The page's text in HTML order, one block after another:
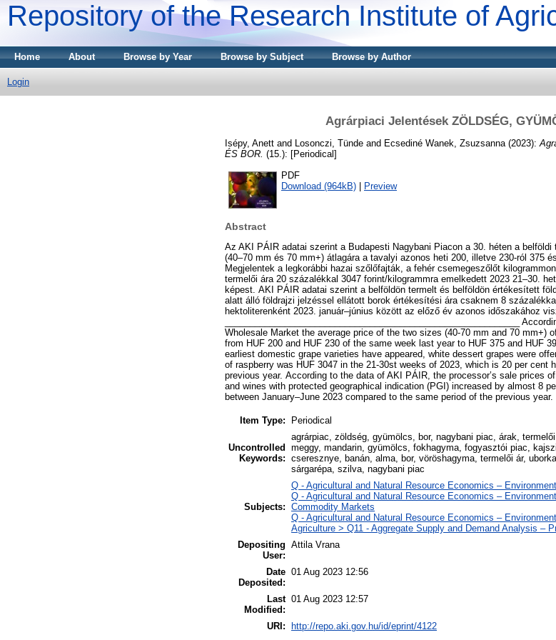
Repository of the Research Institute of
Home About Browse by Year Browse by Subject Browse by Author
Login
Agrárpiaci Jelentések ZÖLDSÉG,
Isépy, Anett and Losonczi, Tünde and Ecsediné Wanek, Zsuzsanna (2023):
ÉS BOR. (15.): [Periodical]
PDF
Download (964kB)
Preview
Abstract
Az AKI PÁIR adatai szerint a Budapesti Nagybani Piacon a 30. héten a
(40–70 mm és 70 mm+) átlagára a tavalyi azonos heti 200, illetve 230-ról 375
Megjelentek a legkorábbi hazai szőlőfajták, a fehér csemegeszőlőt
termelői ára 20 százalékkal 3047 forint/kilogrammra emelkedett 2023 21–30.
képest. AKI PÁIR adatai szerint a belföldön termelt és belföldön értékesített
alatt álló földrajzi jelzéssel ellátott borok értékesítési ára csaknem 8
hektoliterenként 2023. január–június között az előző év azonos időszakához
___________________________________________________________
Wholesale Market the average price of the two sizes (40-70 mm and 70 mm+)
from HUF 200 and HUF 230 of the same week last year to HUF 375 and HUF
earliest domestic grape varieties have appeared, white dessert grapes were
of raspberry was HUF 3047 in the 21-30st weeks of 2023, which is 20 per cent
previous year. According to the data of AKI PÁIR, the processor’s sale prices
and wines with protected geographical indication (PGI) increased by almost 8
between January–June 2023 compared to the same period of the previous year.
Item Type: Periodical
Uncontrolled
Keywords:
agrárpiac, zöldség, gyümölcs, bor, nagybani piac, árak,
meggy, mandarin, gyümölcs, fokhagyma, fogyasztói piac,
cseresznye, banán, alma, bor, vöröshagyma, termelői ár,
sárgarépa, szilva, nagybani piac
Subjects:
Q - Agricultural and Natural Resource Economics –
Q - Agricultural and Natural Resource Economics –
Commodity Markets
Q - Agricultural and Natural Resource Economics –
Agriculture > Q11 - Aggregate Supply and Demand Analysis –
Depositing
User:
Attila Vrana
Date
Deposited:
01 Aug 2023 12:56
Last
Modified:
01 Aug 2023 12:57
URI: http://repo.aki.gov.hu/id/eprint/4122